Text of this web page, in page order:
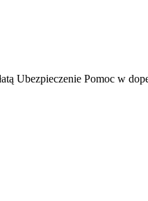
Ubezpieczenie Pomoc w